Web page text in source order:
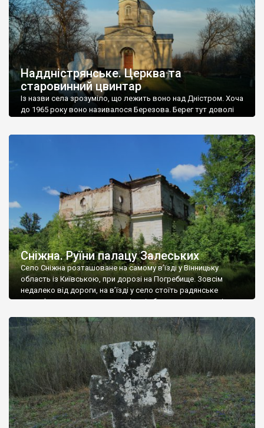
роках Болган […]
Наддністрянське. Церква та
старовинний цвинтар
Із назви села зрозуміло, що лежить воно над Дністром. Хоча
до 1965 року воно називалося Березова. Берег тут доволі
Наддністрянське відрізняється від більшості навколишніх
сіл. У селі є мурована Михайлівська церква. Точної дати […]
Сніжна. Руїни палацу Залеських
Село Сніжна розташоване на самому в’їзді у Вінницьку
область із Київською, при дорозі на Погребище. Зовсім
недалеко від дороги, на в’їзді у село стоїть радянське
рельєфне пано, яке показує жінку і яблуню, а трохи далі, десь
не видно, але видно дві стареньких колії у траві – […]